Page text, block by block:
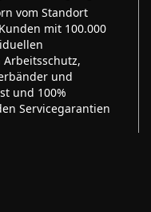
vom Standort
mit 100.000
und
und 100%
Servicegarantien